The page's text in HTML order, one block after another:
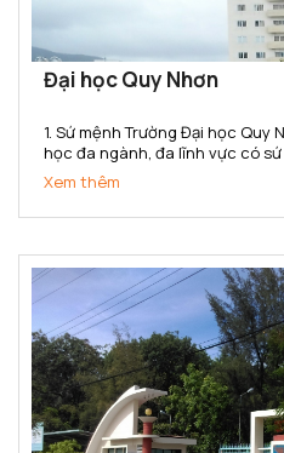
Đại học Quy Nhơn
1. Sứ mệnh Trường Đại học Quy
học đa ngành, đa lĩnh vực có
nguồn nhân lực chất lượng
cứu khoa học, truyền bá tri
Xem thêm